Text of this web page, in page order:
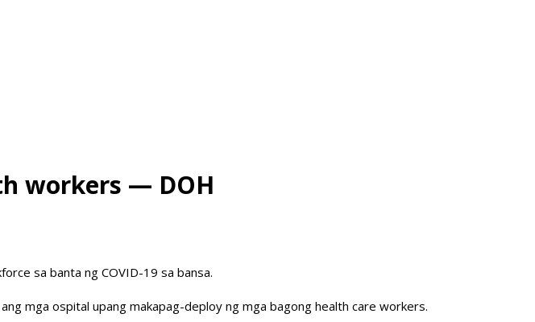
workers — DOH
sa banta ng COVID-19 sa bansa.
mga ospital upang makapag-deploy ng mga bagong health care workers.